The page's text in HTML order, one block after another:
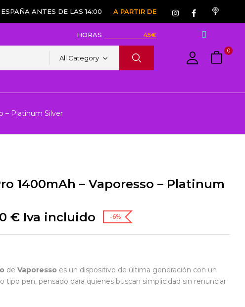
ANTES DE LAS 14:00
HORAS
A PARTIR DE
45€
All Category
0
– Platinum Silver
1400mAh – Vaporesso – Platinum
€ Iva incluido -6%
de Vaporesso es un dispositivo de última generación con un
tipo pen, pensado para quienes buscan simplicidad sin renunciar